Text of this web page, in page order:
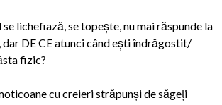
lichefiază, se topește, nu mai răspunde la
DE CE atunci când ești îndrăgostit/
fizic?
cu creieri străpunși de săgeți